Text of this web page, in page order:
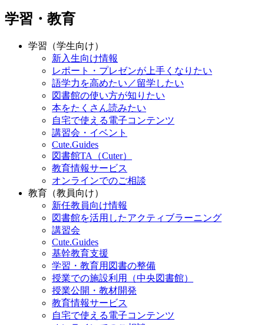
学習・教育
学習（学生向け）
新入生向け情報
レポート・プレゼンが上手くなりたい
語学力を高めたい／留学したい
図書館の使い方が知りたい
本をたくさん読みたい
自宅で使える電子コンテンツ
講習会・イベント
Cute.Guides
図書館TA（Cuter）
教育情報サービス
オンラインでのご相談
教育（教員向け）
新任教員向け情報
図書館を活用したアクティブラーニング
講習会
Cute.Guides
基幹教育支援
学習・教育用図書の整備
授業での施設利用（中央図書館）
授業公開・教材開発
教育情報サービス
自宅で使える電子コンテンツ